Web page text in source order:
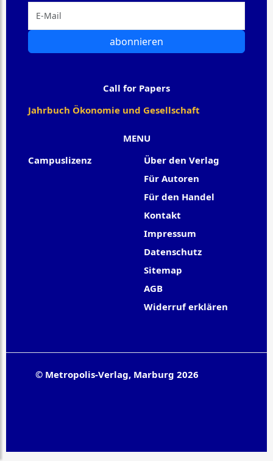
MENU
Campuslizenz
Über den Verlag
Für Autoren
Für den Handel
Kontakt
Impressum
Datenschutz
Sitemap
AGB
Widerruf erklären
abonnieren
Call for Papers
Jahrbuch Ökonomie und Gesellschaft
© Metropolis-Verlag, Marburg 2026